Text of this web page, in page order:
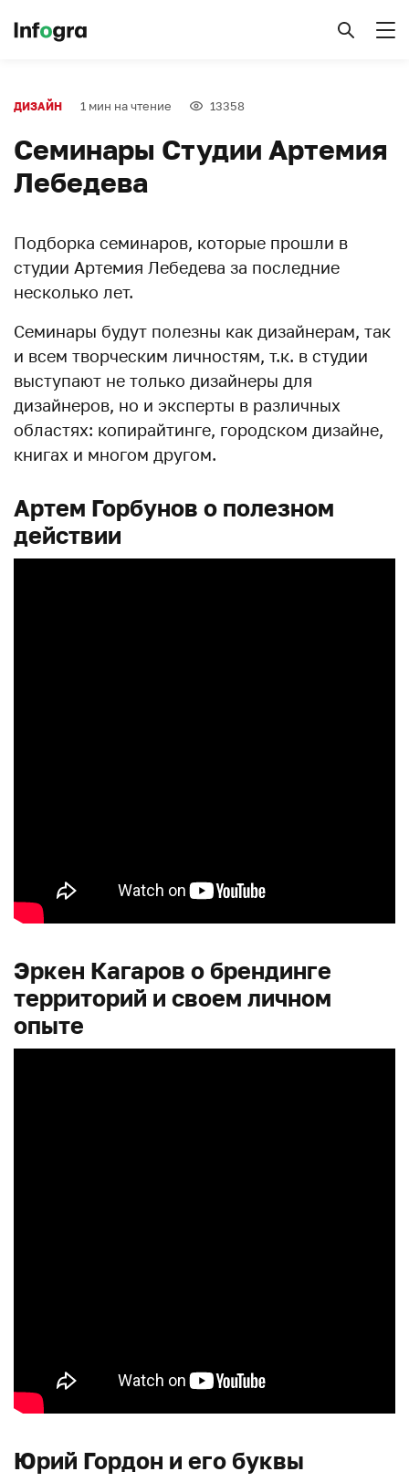
ДИЗАЙН 1 мин на чтение 13358
Семинары Студии Артемия
Лебедева
Подборка семинаров, которые прошли в
студии Артемия Лебедева за последние
несколько лет.
Семинары будут полезны как дизайнерам, так
и всем творческим личностям, т.к. в студии
выступают не только дизайнеры для
дизайнеров, но и эксперты в различных
областях: копирайтинге, городском дизайне,
книгах и многом другом.
Артем Горбунов о полезном
действии
Эркен Кагаров о брендинге
территорий и своем личном
опыте
Юрий Гордон и его буквы